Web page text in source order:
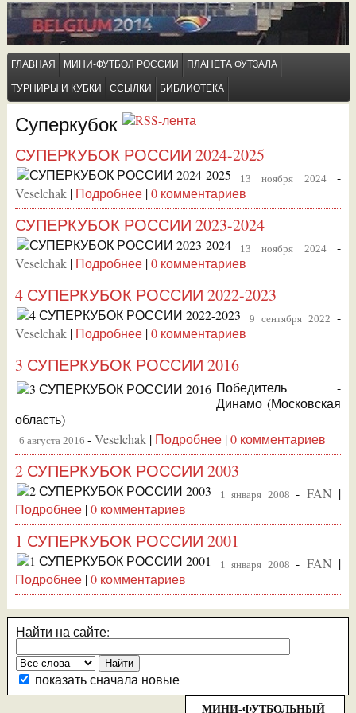
ГЛАВНАЯ МИНИ-ФУТБОЛ РОССИИ ПЛАНЕТА ФУТЗАЛА
ТУРНИРЫ И КУБКИ ССЫЛКИ БИБЛИОТЕКА
Суперкубок
СУПЕРКУБОК РОССИИ 2024-2025
13 ноября 2024-
Veselchak| Подробнее|0 комментариев
СУПЕРКУБОК РОССИИ 2023-2024
13 ноября 2024-
Veselchak| Подробнее|0 комментариев
4 СУПЕРКУБОК РОССИИ 2022-2023
9 сентября 2022-
Veselchak| Подробнее|0 комментариев
3 СУПЕРКУБОК РОССИИ 2016
Победитель -
Динамо (Московская
область)
6 августа 2016 -Veselchak| Подробнее|0 комментариев
2 СУПЕРКУБОК РОССИИ 2003
1 января 2008- FAN |
Подробнее|0 комментариев
1 СУПЕРКУБОК РОССИИ 2001
1 января 2008- FAN |
Подробнее|0 комментариев
Найти на сайте:
показать сначала новые
МИНИ-ФУТБОЛЬНЫЙ